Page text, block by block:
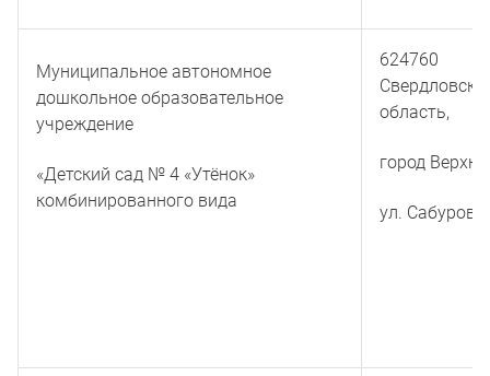
Муниципальное автономное
дошкольное образовательное
учреждение
«Детский сад № 4 «Утёнок»
комбинированного вида
624760
область,
город
ул.